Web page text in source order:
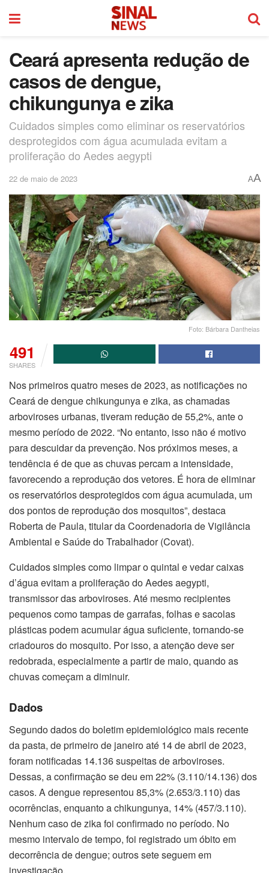
Ceará apresenta redução de
casos de dengue,
chikungunya e zika
Cuidados simples como eliminar os reservatórios
desprotegidos com água acumulada evitam a
proliferação do Aedes aegypti
22 de maio de 2023 AA
Foto: Bárbara Dantheias
491
SHARES
Nos primeiros quatro meses de 2023, as notificações no
Ceará de dengue chikungunya e zika, as chamadas
arboviroses urbanas, tiveram redução de 55,2%, ante o
mesmo período de 2022. “No entanto, isso não é motivo
para descuidar da prevenção. Nos próximos meses, a
tendência é de que as chuvas percam a intensidade,
favorecendo a reprodução dos vetores. É hora de eliminar
os reservatórios desprotegidos com água acumulada, um
dos pontos de reprodução dos mosquitos”, destaca
Roberta de Paula, titular da Coordenadoria de Vigilância
Ambiental e Saúde do Trabalhador (Covat).
Cuidados simples como limpar o quintal e vedar caixas
d’água evitam a proliferação do Aedes aegypti,
transmissor das arboviroses. Até mesmo recipientes
pequenos como tampas de garrafas, folhas e sacolas
plásticas podem acumular água suficiente, tornando-se
criadouros do mosquito. Por isso, a atenção deve ser
redobrada, especialmente a partir de maio, quando as
chuvas começam a diminuir.
Dados
Segundo dados do boletim epidemiológico mais recente
da pasta, de primeiro de janeiro até 14 de abril de 2023,
foram notificadas 14.136 suspeitas de arboviroses.
Dessas, a confirmação se deu em 22% (3.110/14.136) dos
casos. A dengue representou 85,3% (2.653/3.110) das
ocorrências, enquanto a chikungunya, 14% (457/3.110).
Nenhum caso de zika foi confirmado no período. No
mesmo intervalo de tempo, foi registrado um óbito em
decorrência de dengue; outros sete seguem em
investigação.